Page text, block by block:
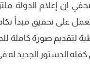
ان إعلام الدولة
وسيعمل على تحقيق
لتقديم صورة كاملة
الدستور الجديد له